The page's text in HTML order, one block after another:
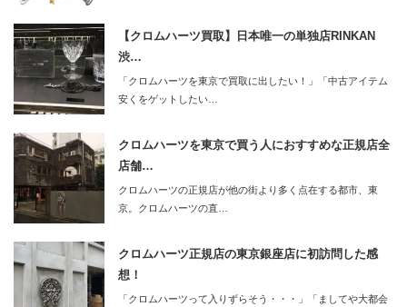
【クロムハーツ買取】日本唯一の単独店RINKAN
渋…
「クロムハーツを東京で買取に出したい！」「中古アイテム
安くをゲットしたい…
クロムハーツを東京で買う人におすすめな正規店全
店舗…
クロムハーツの正規店が他の街より多く点在する都市、東
京。クロムハーツの直…
クロムハーツ正規店の東京銀座店に初訪問した感
想！
「クロムハーツって入りずらそう・・・」「ましてや大都会